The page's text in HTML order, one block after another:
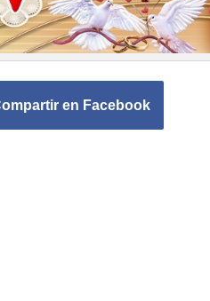
en Facebook